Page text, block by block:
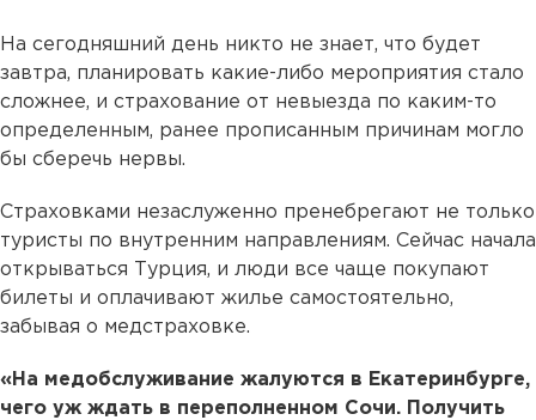
На сегодняшний день никто не знает, что будет
завтра, планировать какие-либо мероприятия стало
сложнее, и страхование от невыезда по каким-то
определенным, ранее прописанным причинам могло
бы сберечь нервы.
Страховками незаслуженно пренебрегают не только
туристы по внутренним направлениям. Сейчас начала
открываться Турция, и люди все чаще покупают
билеты и оплачивают жилье самостоятельно,
забывая о медстраховке.
«На медобслуживание жалуются в Екатеринбурге,
чего уж ждать в переполненном Сочи. Получить